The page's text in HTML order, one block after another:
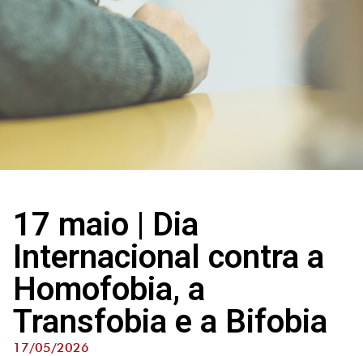
17 maio | Dia
Internacional contra a
Homofobia, a
Transfobia e a Bifobia
17/05/2026